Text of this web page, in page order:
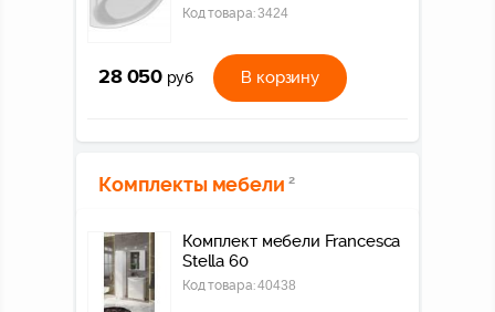
Код товара:3424
28 050 руб В корзину
Комплекты мебели 2
Комплект мебели Francesca
Stella 60
Код товара:40438